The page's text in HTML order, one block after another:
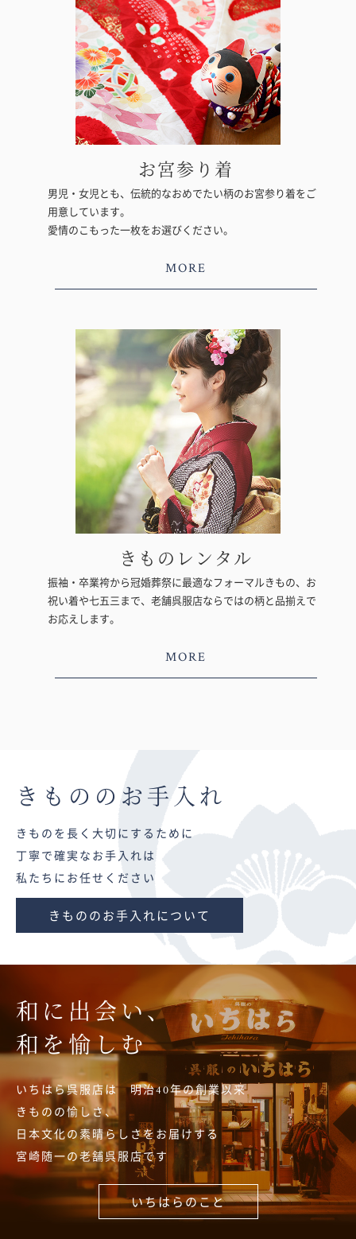
お宮参り着
男児・女児とも、伝統的なおめでたい柄のお宮参り着をご
用意しています。
愛情のこもった一枚をお選びください。
MORE
きものレンタル
振袖・卒業袴から冠婚葬祭に最適なフォーマルきもの、お
祝い着や七五三まで、老舗呉服店ならではの柄と品揃えで
お応えします。
MORE
きものの お手入れ
きものを長く大切にするために
丁寧で確実なお手入れは
私たちにお任せください
きもののお手入れについて
和に出会い、
和を愉しむ
いちはら呉服店は 明治40年の創業以来
きものの愉しさ、
日本文化の素晴らしさをお届けする
宮崎随一の老舗呉服店です
いちはらのこと